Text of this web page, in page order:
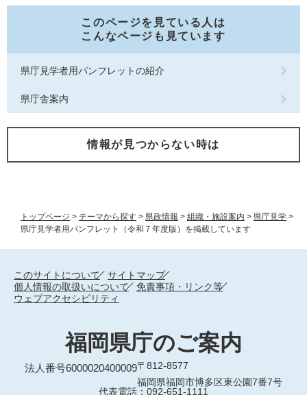
トップページ > テーマから探す > 県政情報 > 組織・施設案内 > 県庁見学 >
県庁見学者用パンフレット（令和７年度版）を掲載しています
このページを見ている人は
こんなページも見ています
県庁見学者用パンフレットの紹介
県庁舎案内
情報が見つからない時は
このサイトについて
サイトマップ
個人情報の取扱いについて
免責事項・リンク等
ウェブアクセシビリティ
福岡県庁のご案内
法人番号6000020400009〒812-8577
福岡県福岡市博多区東公園7番7号
代表電話：092-651-1111